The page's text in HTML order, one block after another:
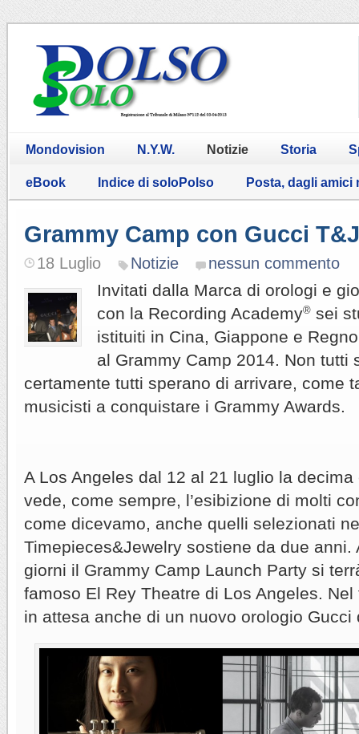
Mondovision N.Y.W. Notizie Storia
eBook Indice di soloPolso Posta, dagli amici
Grammy Camp con Gucci T&J
18 Luglio Notizie nessun commento
Invitati dalla Marca di orologi e
con la Recording Academy®sei
istituiti in Cina, Giappone e
al Grammy Camp 2014. Non tutti
certamente tutti sperano di arrivare, come
musicisti a conquistare i Grammy Awards.
A Los Angeles dal 12 al 21 luglio la
vede, come sempre, l’esibizione di molti
come dicevamo, anche quelli selezionati
Timepieces&Jewelry sostiene da due anni.
giorni il Grammy Camp Launch Party si
famoso El Rey Theatre di Los Angeles.
in attesa anche di un nuovo orologio Gucci